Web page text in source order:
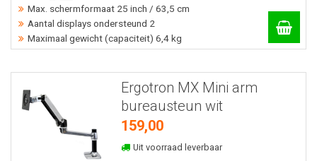
Max. schermformaat 25 inch / 63,5 cm
Aantal displays ondersteund 2
Maximaal gewicht (capaciteit) 6,4 kg
Ergotron MX Mini arm
bureausteun wit
159,00
Uit voorraad leverbaar